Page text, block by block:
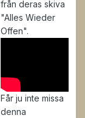
från deras skiva
"Alles Wieder
Offen".
Får ju inte missa
denna